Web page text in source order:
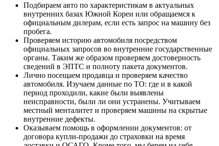
Подбираем авто по характеристикам в актуальных
внутренних базах Южной Кореи или обращаемся к
официальным дилерам, если есть запрос на машину без
пробега.
Проверяем историю автомобиля посредством
официальных запросов во внутренние государственные
органы. Таким же образом проверяем достоверность
сведений в ЭПТС и полноту пакета документов.
Лично посещаем продавца и проверяем качество
автомобиля. Изучаем данные по ТО: где и в какой
период проходили, какие были выявлены
неисправности, были ли они устранены. Учитываем
местный менталитет и проверяем машины на скрытые
внутренние дефекты.
Оказываем помощь в оформлении документов: от
договора купли-продажи до страховки на время